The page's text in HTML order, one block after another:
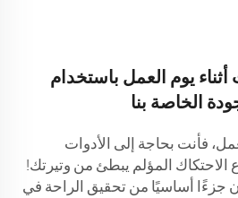
أثناء يوم العمل باستخدام
الخاصة بنا
فأنت بحاجة إلى الأدوات
الاحتكاك المؤلم يبطئ من وتيرتك!
جزءًا أساسيًا من تحقيق الراحة في